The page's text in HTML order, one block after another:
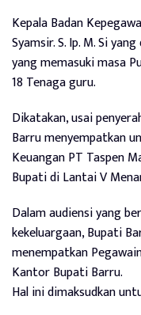
Kepala Badan
Syamsir. S. Ip. M. Si
yang memasuki masa
18 Tenaga guru.
Dikatakan, usai
Barru menyempatkan
Keuangan PT Taspen
Bupati di Lantai V
Dalam audiensi yang
kekeluargaan, Bupati
menempatkan
Kantor Bupati Barru.
Hal ini dimaksudkan